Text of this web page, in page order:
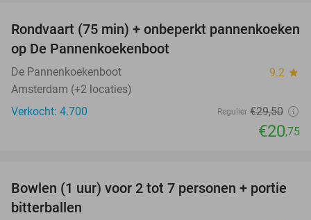
30%
Rondvaart (75 min) + onbeperkt pannenkoeken
op De Pannenkoekenboot
De Pannenkoekenboot 9.2 star
Amsterdam (+2 locaties)
Verkocht: 4.700
Regulier €29,50
€20,75
37%
Bowlen (1 uur) voor 2 tot 7 personen + portie
bitterballen